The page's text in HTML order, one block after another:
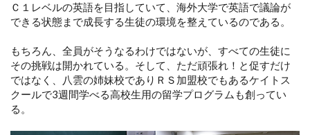
Ｃ１レベルの英語を目指していて、海外大学で英語で議論が
できる状態まで成長する生徒の環境を整えているのである。
もちろん、全員がそうなるわけではないが、すべての生徒に
その挑戦は開かれている。そして、ただ頑張れ！と促すだけ
ではなく、八雲の姉妹校でありＲＳ加盟校でもあるケイトス
クールで3週間学べる高校生用の留学プログラムも創ってい
る。